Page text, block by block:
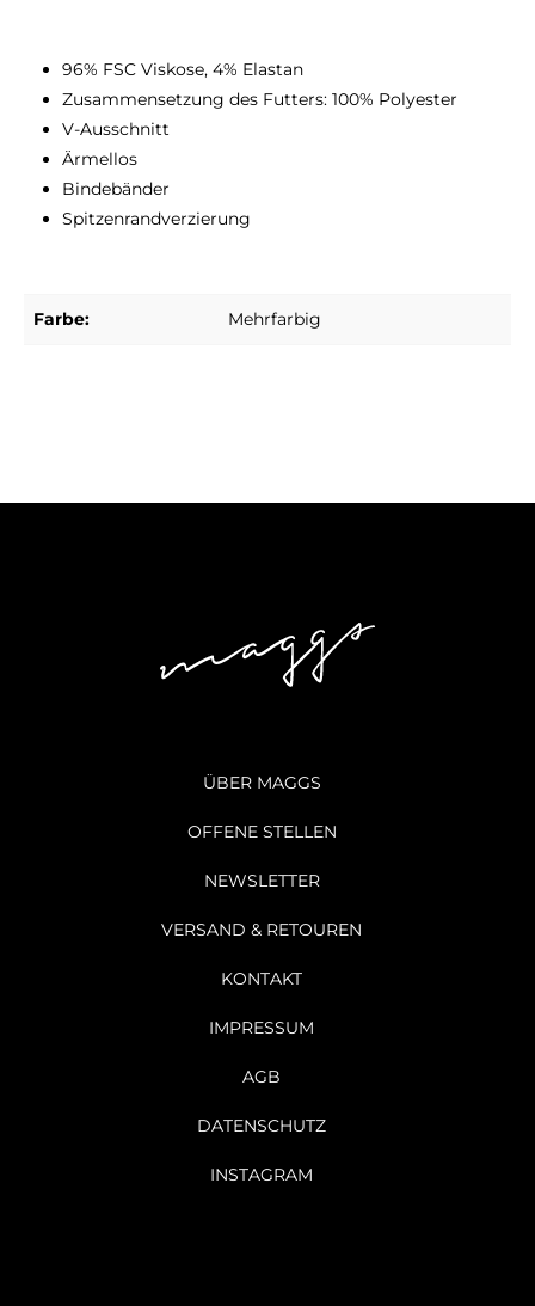
96% FSC Viskose, 4% Elastan
Zusammensetzung des Futters: 100% Polyester
V-Ausschnitt
Ärmellos
Bindebänder
Spitzenrandverzierung
Farbe: Mehrfarbig
ÜBER MAGGS
OFFENE STELLEN
NEWSLETTER
VERSAND & RETOUREN
KONTAKT
IMPRESSUM
AGB
DATENSCHUTZ
INSTAGRAM